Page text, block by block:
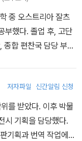
중 오스트리아 잘츠
부했다. 졸업 후, 고단
합 편찬국 담당 부장
식 제로에서 시작하는
서양 회화 - 곤란한 거
화 입문』(모두 겐토
회화』(고단샤), 『어
저자파일 신간알림 신청
를 받았다. 이후 박물
시 기획을 담당했다.
기획과 번역 작업에